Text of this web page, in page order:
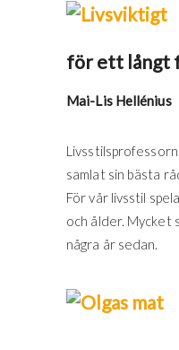
för ett långt
Mai-Lis Hellénius
samlat sin bästa
För vår livsstil
och ålder. Mycket
några år sedan.